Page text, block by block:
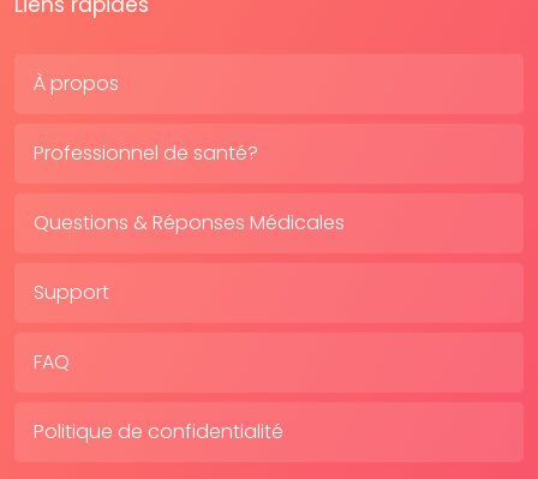
À propos
Professionnel de santé?
Questions & Réponses Médicales
Support
FAQ
Politique de confidentialité